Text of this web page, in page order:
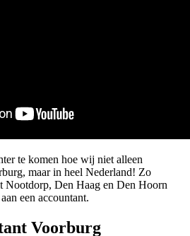
te komen hoe wij niet alleen
maar in heel Nederland! Zo
Nootdorp, Den Haag en Den Hoorn
een accountant.
Voorburg